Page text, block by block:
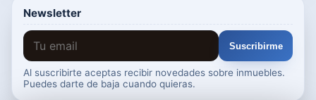
Newsletter
Suscribirme
Al suscribirte aceptas recibir novedades sobre inmuebles.
Puedes darte de baja cuando quieras.